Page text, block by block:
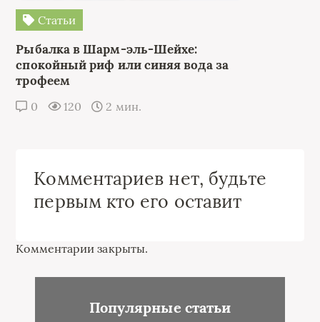
Статьи
Рыбалка в Шарм-эль-Шейхе:
спокойный риф или синяя вода за
трофеем
0 120 2 мин.
Комментариев нет, будьте
первым кто его оставит
Комментарии закрыты.
Популярные статьи